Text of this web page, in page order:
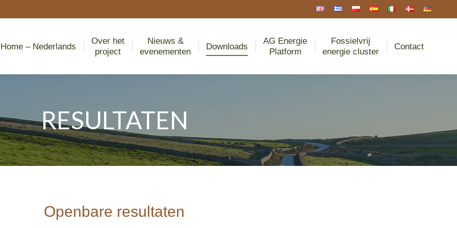
Home – Nederlands
Over het
project
Nieuws &
evenementen
Downloads
AG Energie
Platform
Fossielvrij
energie cluster
Contact
RESULTATEN
Je bent hier:
Openbare resultaten
project
evenementen
AG Energie
Platform
Fossielvrij
energie cluster